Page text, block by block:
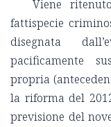
Viene
fattispecie
disegnata
pacificamente
propria
la riforma del
previsione del